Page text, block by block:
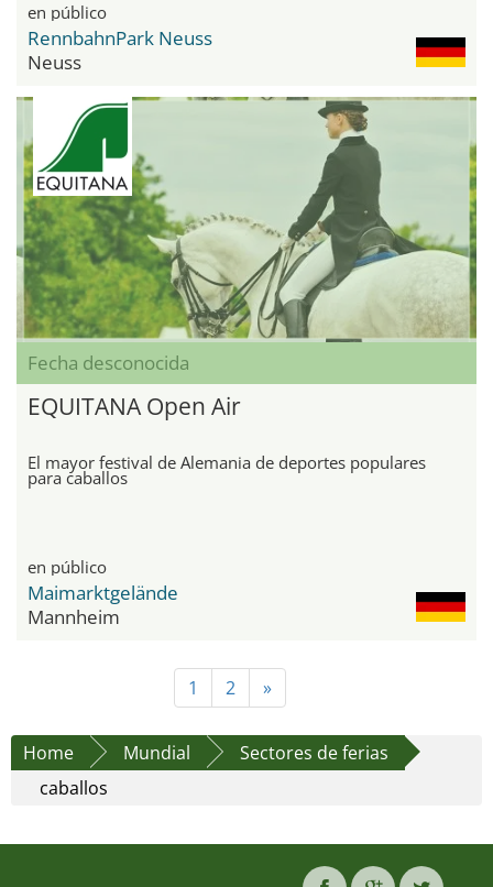
en público
RennbahnPark Neuss
Neuss
Fecha desconocida
EQUITANA Open Air
El mayor festival de Alemania de deportes populares
para caballos
en público
Maimarktgelände
Mannheim
1 2 »
Home Mundial
Sectores de ferias
caballos